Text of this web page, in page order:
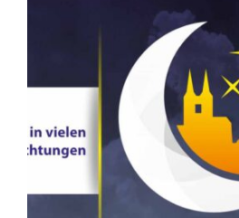
Unterhaltung